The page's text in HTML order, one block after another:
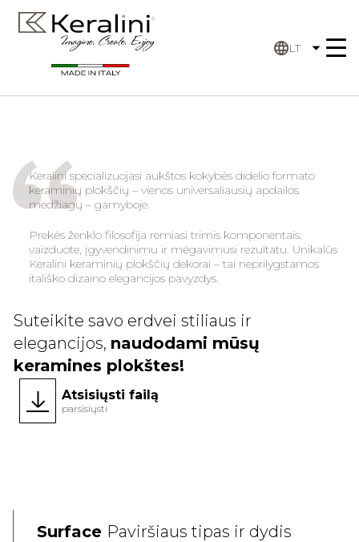
LT
Keralini specializuojasi aukštos kokybės didelio formato
keraminių plokščių – vienos universaliausių apdailos
medžiagų – gamyboje.
Prekės ženklo filosofija remiasi trimis komponentais:
vaizduote, įgyvendinimu ir mėgavimusi rezultatu. Unikalūs
Keralini keraminių plokščių dekorai – tai neprilygstamos
itališko dizaino elegancijos pavyzdys.
Suteikite savo erdvei stiliaus ir
elegancijos, naudodami mūsų
keramines plokštes!
Atsisiųsti failą
parsisiųsti
Surface Paviršiaus tipas ir dydis